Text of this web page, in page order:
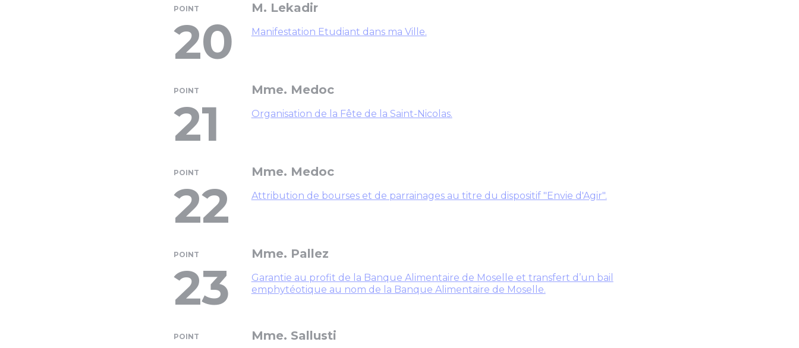
POINT
20
M. Lekadir
Manifestation Etudiant dans ma Ville.
POINT
21
Mme. Medoc
Organisation de la Fête de la Saint-Nicolas.
POINT
22
Mme. Medoc
Attribution de bourses et de parrainages au titre du dispositif "Envie d'Agir".
POINT
23
Mme. Pallez
Garantie au profit de la Banque Alimentaire de Moselle et transfert d’un bail
emphytéotique au nom de la Banque Alimentaire de Moselle.
POINT Mme. Sallusti